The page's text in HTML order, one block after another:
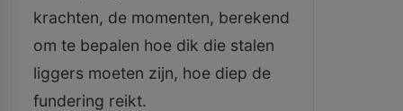
krachten, de momenten, berekend
om te bepalen hoe dik die stalen
liggers moeten zijn, hoe diep de
fundering reikt.